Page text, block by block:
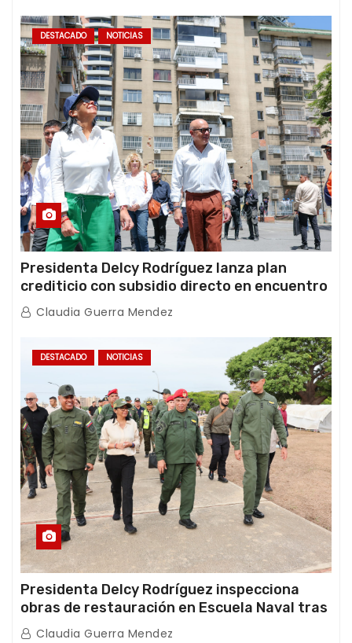
DESTACADO NOTICIAS
Presidenta Delcy Rodríguez lanza plan
crediticio con subsidio directo en encuentro
con Juntas de Condominio
Claudia Guerra Mendez
DESTACADO NOTICIAS
Presidenta Delcy Rodríguez inspecciona
obras de restauración en Escuela Naval tras
afectaciones sísmicas en La Guaira
Claudia Guerra Mendez